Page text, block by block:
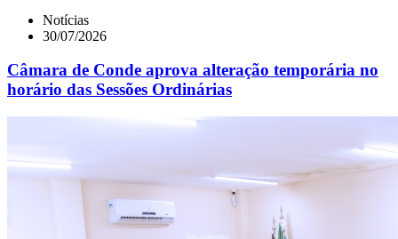
Notícias
30/07/2026
Câmara de Conde aprova alteração temporária no
horário das Sessões Ordinárias